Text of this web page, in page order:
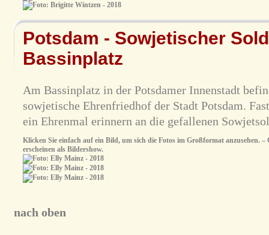
Potsdam - Sowjetischer
Bassinplatz
Am Bassinplatz in der Potsdamer Innenstadt
sowjetische Ehrenfriedhof der Stadt Potsdam.
ein Ehrenmal erinnern an die gefallenen
Klicken Sie einfach auf ein Bild, um sich die Fotos im Großformat anzusehen. –
erscheinen als Bildershow.
nach oben